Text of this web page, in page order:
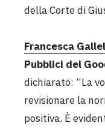
della Corte di
Francesca
Pubblici del
dichiarato: “La
revisionare la
positiva. È